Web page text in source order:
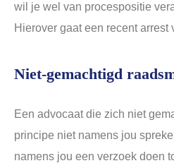
wil je wel van procespositie
Hierover gaat een recent arrest
Niet-gemachtigd
Een advocaat die zich niet
principe niet namens jou
namens jou een verzoek doen